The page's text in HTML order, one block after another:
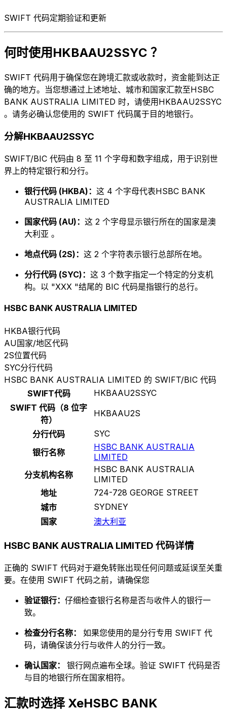
SWIFT 代码定期验证和更新
何时使用HKBAAU2SSYC ？
SWIFT 代码用于确保您在跨境汇款或收款时，资金能到达正
确的地方。当您想通过上述地址、城市和国家汇款至HSBC
BANK AUSTRALIA LIMITED 时，请使用HKBAAU2SSYC
。请务必确认您使用的 SWIFT 代码属于目的地银行。
分解HKBAAU2SSYC
SWIFT/BIC 代码由 8 至 11 个字母和数字组成，用于识别世
界上的特定银行和分行。
银行代码 (HKBA)： 这 4 个字母代表HSBC BANK
AUSTRALIA LIMITED
国家代码 (AU)： 这 2 个字母显示银行所在的国家是澳
大利亚 。
地点代码 (2S)： 这 2 个字符表示银行总部所在地。
分行代码 (SYC)： 这 3 个数字指定一个特定的分支机
构。以 "XXX "结尾的 BIC 代码是指银行的总行。
HSBC BANK AUSTRALIA LIMITED
HKBA银行代码
AU国家/地区代码
2S位置代码
SYC分行代码
HSBC BANK AUSTRALIA LIMITED 的 SWIFT/BIC 代码
SWIFT代码
HKBAAU2SSYC
SWIFT 代码（8 位字
符）
HKBAAU2S
分行代码
SYC
银行名称
HSBC BANK AUSTRALIA
LIMITED
分支机构名称
HSBC BANK AUSTRALIA
LIMITED
地址
724-728 GEORGE STREET
城市
SYDNEY
国家
澳大利亚
HSBC BANK AUSTRALIA LIMITED 代码详情
正确的 SWIFT 代码对于避免转账出现任何问题或延误至关重
要。在使用 SWIFT 代码之前，请确保您
验证银行： 仔细检查银行名称是否与收件人的银行一
致。
检查分行名称： 如果您使用的是分行专用 SWIFT 代
码，请确保该分行与收件人的分行一致。
确认国家： 银行网点遍布全球。验证 SWIFT 代码是否
与目的地银行所在国家相符。
汇款时选择 XeHSBC BANK